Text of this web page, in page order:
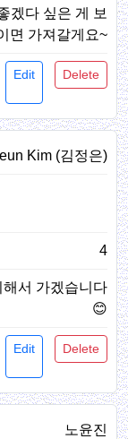
겠다 싶은 게 보
면 가져갈게요~
Edit Delete
Kim (김정은)
4
서 가겠습니다
😊
Edit Delete
노윤진